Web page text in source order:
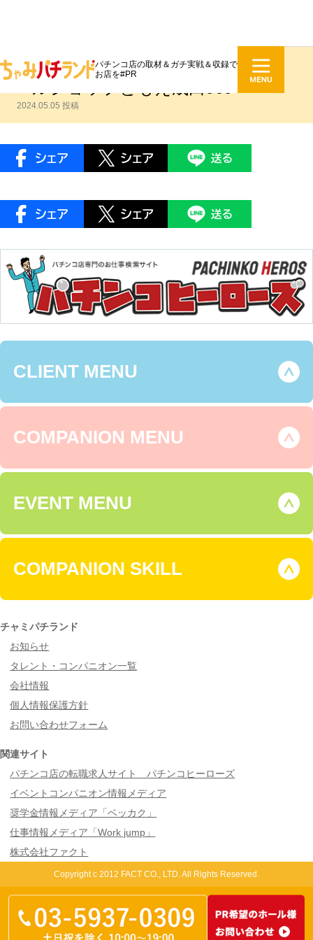
パチンコ店の取材＆ガチ実戦＆収録で
お店を#PR
DMMぱちタウンエンジェルス：パ
2024.05.05 投稿
CLIENT MENU
COMPANION MENU
EVENT MENU
COMPANION SKILL
チャミパチランド
お知らせ
タレント・コンパニオン一覧
会社情報
個人情報保護方針
お問い合わせフォーム
関連サイト
パチンコ店の転職求人サイト パチンコヒーローズ
イベントコンパニオン情報メディア
奨学金情報メディア「ベッカク」
仕事情報メディア「Work jump」
株式会社ファクト
Copyright c 2012 FACT CO., LTD. All Rights Reserved.